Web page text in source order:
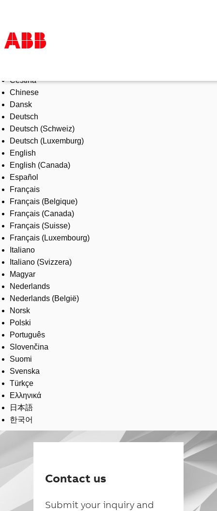
Products & Solutions
Industries
Services
About us
Where to buy
Contact us
Careers
Čeština
Chinese
Dansk
Deutsch
Deutsch (Schweiz)
Deutsch (Luxemburg)
English
English (Canada)
Español
Français
Français (Belgique)
Français (Canada)
Français (Suisse)
Français (Luxembourg)
Italiano
Italiano (Svizzera)
Magyar
Nederlands
Nederlands (België)
Norsk
Polski
Português
Slovenčina
Suomi
Svenska
Türkçe
Ελληνικά
日本語
한국어
Contact us
Submit your inquiry and